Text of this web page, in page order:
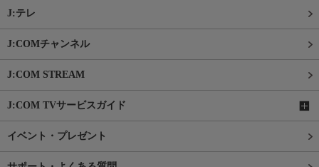
J:テレ
J:COMチャンネル
J:COM STREAM
J:COM TVサービスガイド
イベント・プレゼント